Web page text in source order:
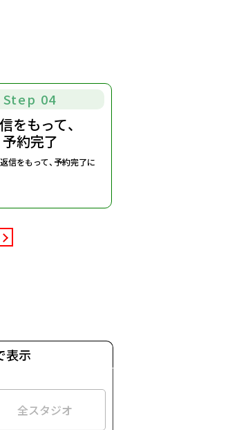
Step 04
をもって、
予約完了
信をもって、予約完了に
表示
全スタジオ